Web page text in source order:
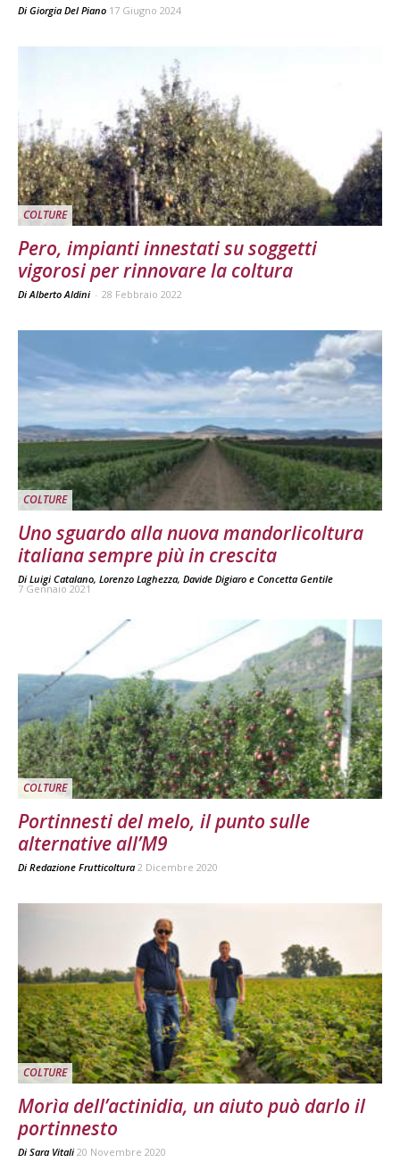
Di Giorgia Del Piano 17 Giugno 2024
COLTURE
Pero, impianti innestati su soggetti
vigorosi per rinnovare la coltura
Di Alberto Aldini - 28 Febbraio 2022
COLTURE
Uno sguardo alla nuova mandorlicoltura
italiana sempre più in crescita
Di Luigi Catalano, Lorenzo Laghezza, Davide Digiaro e Concetta Gentile
7 Gennaio 2021
COLTURE
Portinnesti del melo, il punto sulle
alternative all’M9
Di Redazione Frutticoltura 2 Dicembre 2020
COLTURE
Morìa dell’actinidia, un aiuto può darlo il
portinnesto
Di Sara Vitali 20 Novembre 2020